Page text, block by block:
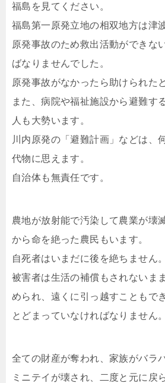
福島を見てください。
福島第一原発立地の相双地方は津
原発事故のため救出活動ができな
ばなりませんでした。
原発事故がなかったら助けられた
また、病院や福祉施設から避難す
人も大勢います。
川内原発の「避難計画」などは、
代物に思えます。
自治体も無責任です。
農地が放射能で汚染して農業が壊
から命を絶った農民もいます。
自死者はいまだに後を絶ちません。
被害者は生活の補償もされないま
められ、遠くに引っ越すこともで
とどまっていなければなりません。
全ての財産が奪われ、家族がバラ
ミニテイが壊され、二度と元に戻